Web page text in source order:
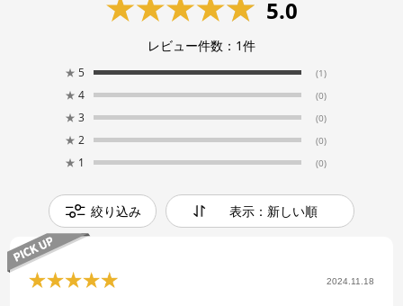
5.0
レビュー件数： 1件
★ 5 (1)
★ 4 (0)
★ 3 (0)
★ 2 (0)
★ 1 (0)
絞り込み 表示：新しい順
2024.11.18